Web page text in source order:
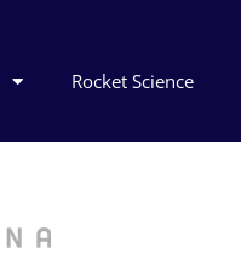
Rocket Science